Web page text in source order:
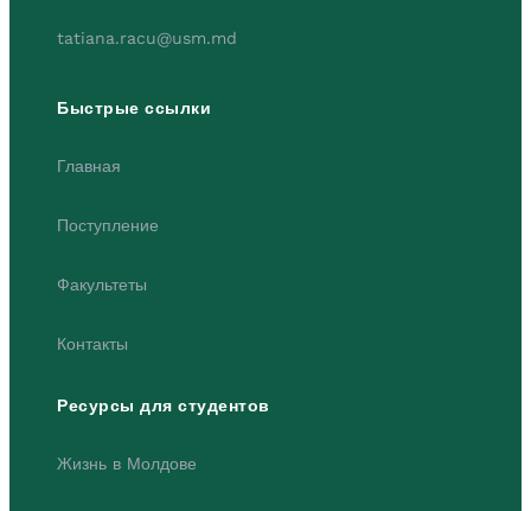
tatiana.racu@usm.md
Быстрые ссылки
Главная
Поступление
Факультеты
Контакты
Ресурсы для студентов
Жизнь в Молдове